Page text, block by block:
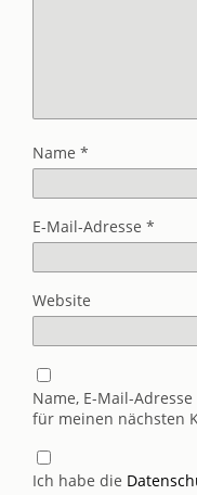
Name *
E-Mail-Adresse *
Website
Name, E-Mail-
für meinen nächsten
Ich habe die